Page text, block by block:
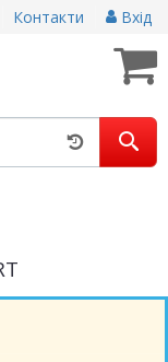
Контакти Вхід